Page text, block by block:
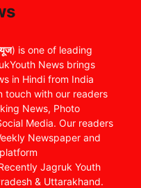
) is one of leading
News brings
in Hindi from India
touch with our readers
News, Photo
Media. Our readers
Newspaper and
Jagruk Youth
& Uttarakhand.